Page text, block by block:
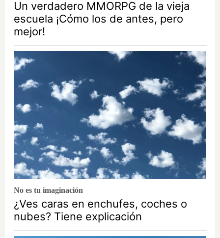
Un verdadero MMORPG de la vieja
escuela ¡Cómo los de antes, pero
mejor!
No es tu imaginación
¿Ves caras en enchufes, coches o
nubes? Tiene explicación